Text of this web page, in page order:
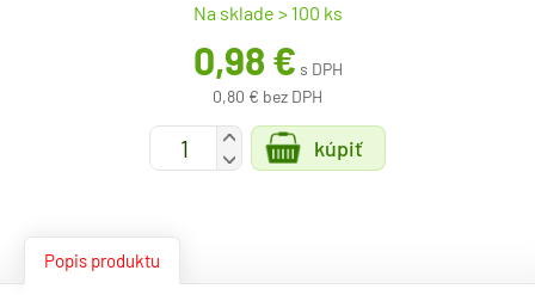
Na sklade > 100 ks
0,98 € s DPH
0,80 € bez DPH
+
-
kúpiť
Popis produktu